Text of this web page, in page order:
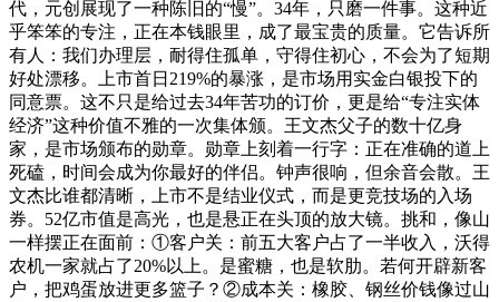
代，元创展现了一种陈旧的“慢”。34年，只磨一件事。这种近
乎笨笨的专注，正在本钱眼里，成了最宝贵的质量。它告诉所
有人：我们办理层，耐得住孤单，守得住初心，不会为了短期
好处漂移。上市首日219%的暴涨，是市场用实金白银投下的
同意票。这不只是给过去34年苦功的订价，更是给“专注实体
经济”这种价值不雅的一次集体颁。王文杰父子的数十亿身
家，是市场颁布的勋章。勋章上刻着一行字：正在准确的道上
死磕，时间会成为你最好的伴侣。钟声很响，但余音会散。王
文杰比谁都清晰，上市不是结业仪式，而是更竞技场的入场
券。52亿市值是高光，也是悬正在头顶的放大镜。挑和，像山
一样摆正在面前：①客户关：前五大客户占了一半收入，沃得
农机一家就占了20%以上。是蜜糖，也是软肋。若何开辟新客
户，把鸡蛋放进更多篮子？②成本关：橡胶、钢丝价钱像过山